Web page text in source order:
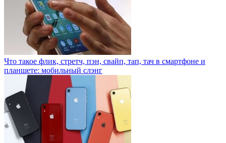
Что такое флик, стретч, пэн, свайп, тап, тач в смартфоне и
планшете: мобильный слэнг